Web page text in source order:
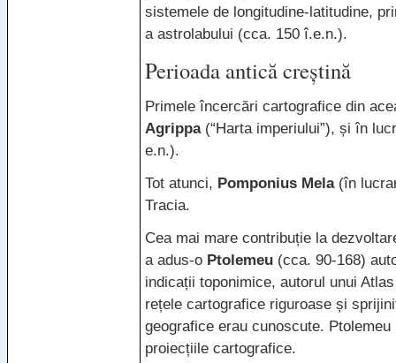
sistemele de longitudine-latitudine,
a astrolabului (cca. 150 î.e.n.).
Perioada antică creștină
Primele încercări cartografice din
Agrippa(“Harta imperiului”), și în
e.n.).
Tot atunci, Pomponius Mela(în
Tracia.
Cea mai mare contribuție la
a adus-o Ptolemeu (cca. 90-168)
indicații toponimice, autorul unui
rețele cartografice riguroase și
geografice erau cunoscute.
proiecțiile cartografice.